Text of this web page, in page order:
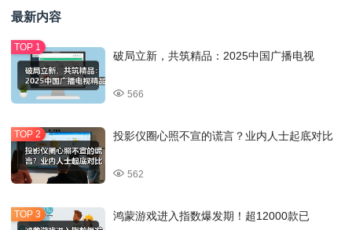
最新内容
破局立新，共筑精品：2025中国广播电视
566
投影仪圈心照不宣的谎言？业内人士起底对比
562
鸿蒙游戏进入指数爆发期！超12000款已